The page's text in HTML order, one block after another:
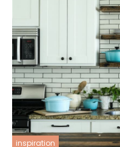
inspiration